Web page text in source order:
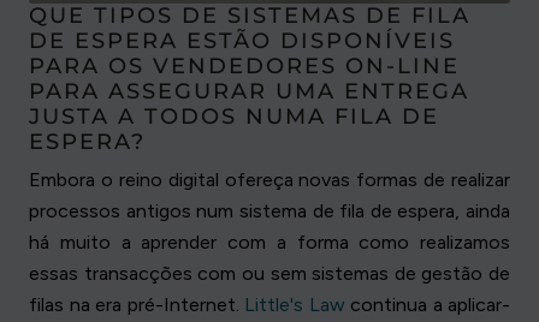
QUE TIPOS DE SISTEMAS DE FILA
DE ESPERA ESTÃO DISPONÍVEIS
PARA OS VENDEDORES ON-LINE
PARA ASSEGURAR UMA ENTREGA
JUSTA A TODOS NUMA FILA DE
ESPERA?
Embora o reino digital ofereça novas formas de realizar
processos antigos num sistema de fila de espera, ainda
há muito a aprender com a forma como realizamos
essas transacções com ou sem sistemas de gestão de
filas na era pré-Internet. Little's Law continua a aplicar-